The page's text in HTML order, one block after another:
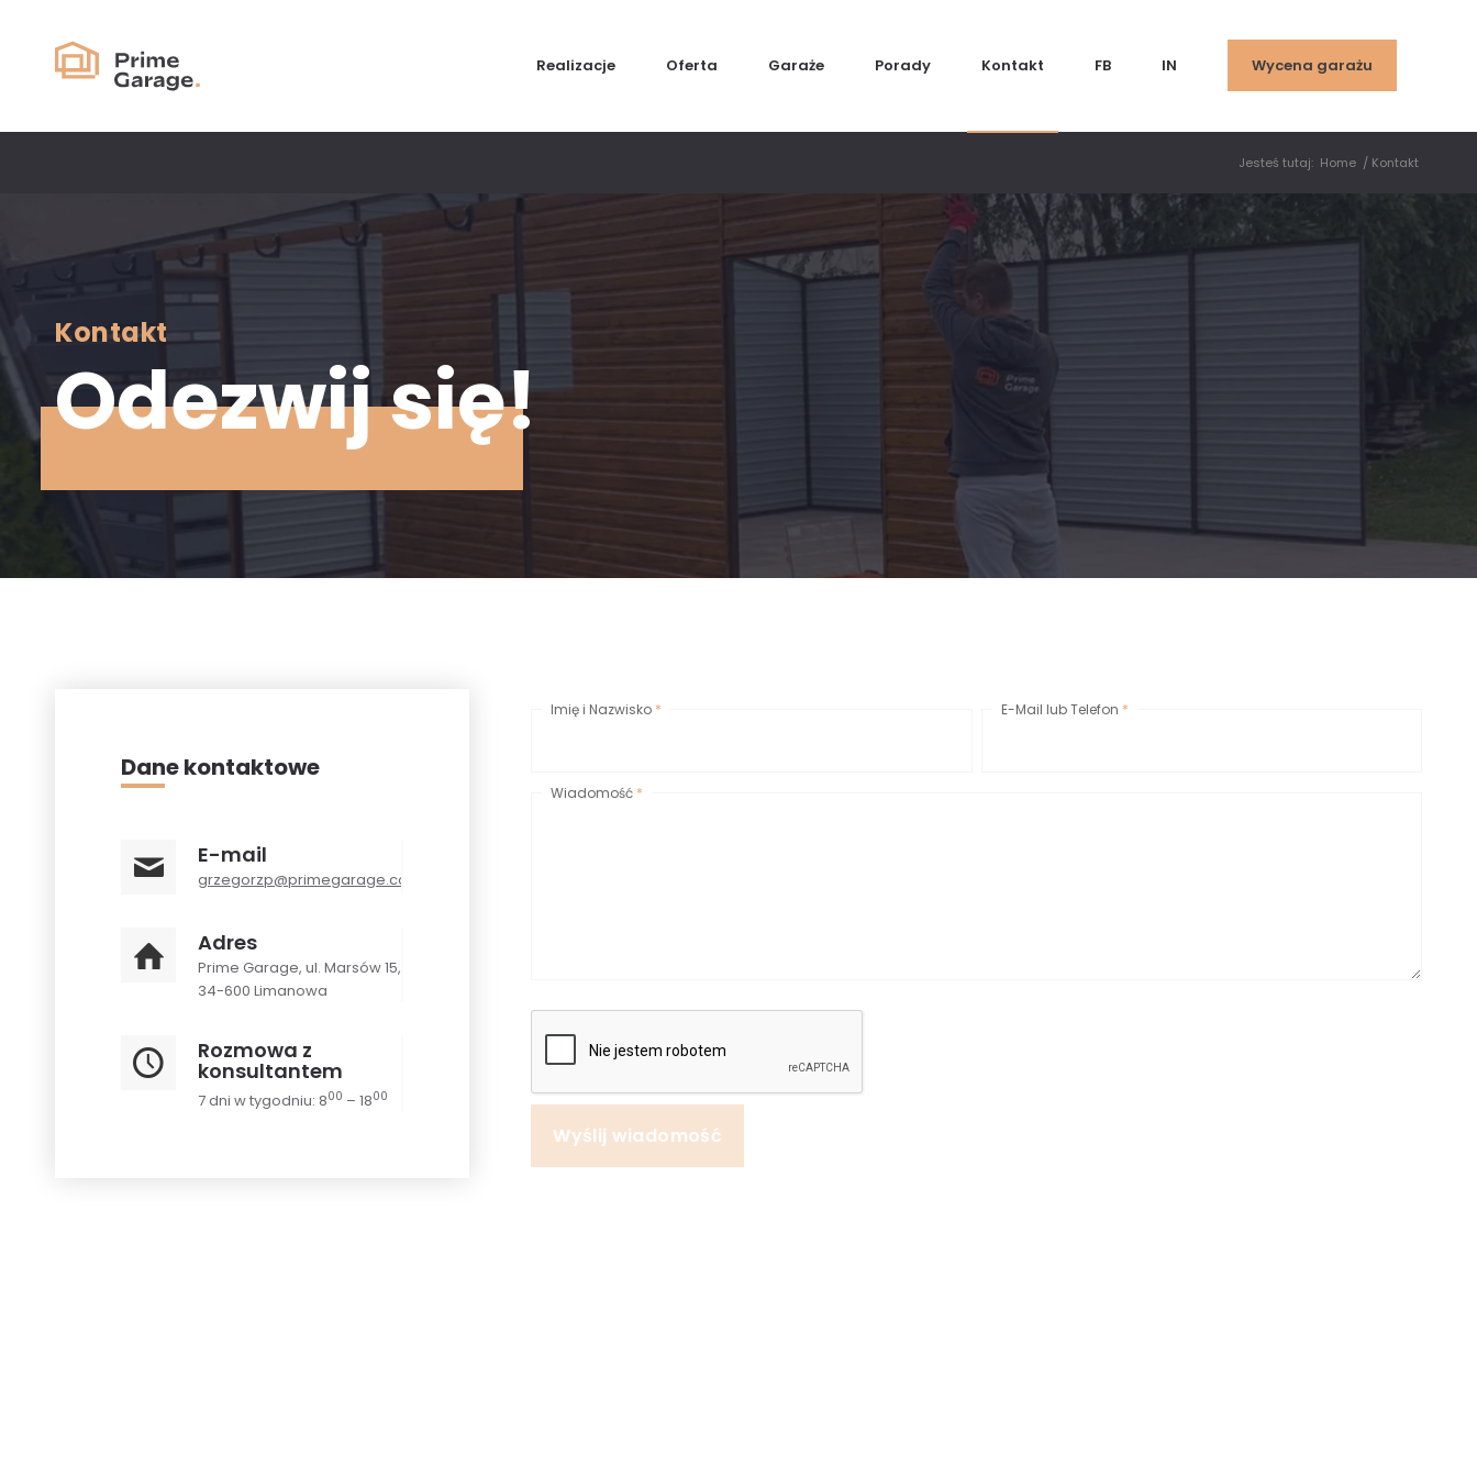
Realizacje Oferta Garaże Porady Kontakt FB IN Wycena garażu
Jesteś tutaj: Home / Kontakt
Kontakt
Odezwij się!
Dane kontaktowe
E-mail
grzegorzp@primegarage.com.pl
Adres
Prime Garage, ul. Marsów 15,
34-600 Limanowa
Rozmowa z
konsultantem
7 dni w tygodniu: 800 – 1800
Imię i Nazwisko * E-Mail lub Telefon *
Wiadomość *